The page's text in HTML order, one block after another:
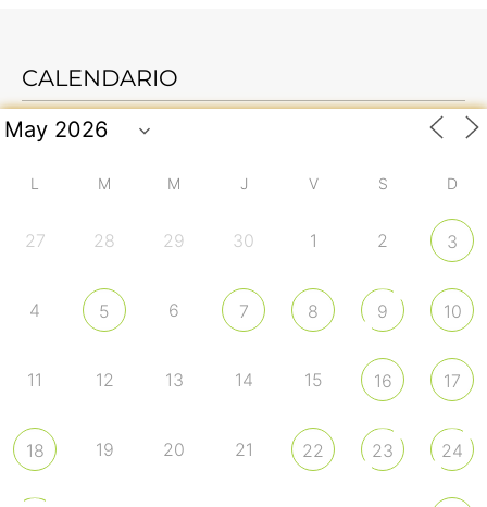
CALENDARIO
L M M J V S D
27 28 29 30 1 2 3
4 5 6 7 8 9 10
11 12 13 14 15 16 17
18 19 20 21 22 23 24